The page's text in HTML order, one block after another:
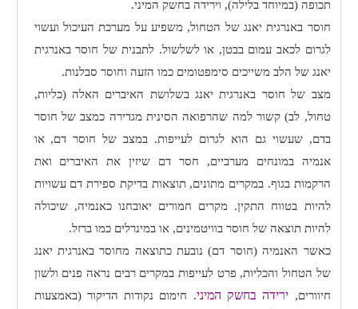
תכופה (במיוחד בלילה), וירידה בחשק המיני.
חוסר באנרגית יאנג של הטחול, משפיע על מערכת העיכול ועשוי
לגרום לכאב עמום בבטן, או לשלשול. לתבנית של חוסר באנרגית
יאנג של הלב משייכים סימפטומים כמו הזעה וחוסר סבלנות.
מצב של חוסר באנרגית יאנג בשלושת האיברים האלה (כליות,
טחול, לב) קשור למה שהרפואה הסינית מגדירה כמצב של חוסר
בדם, שעשוי גם הוא לגרום לעייפות. במצב של חוסר דם, או
אנמיה במונחים מערביים, חסר דם שיזין את האיברים ואת
הרקמות בגוף. במקרים מתונים, תוצאות בדיקת ספירת דם עשויות
להיות בטווח התקין. מקרים חמורים יאובחנו כאנמיה, שיכולה
להיות תוצאה של חוסר בוויטמינים, או במינרלים כמו ברזל.
כאשר האנמיה (חוסר דם) נובעת כתוצאה מחוסר באנרגית יאנג
של הטחול והכליות, פרט לעייפות במקרים רבים נראה פנים ולשון
חיוורים, ירידה בחשק המיני. חימום נקודות הדיקור (באמצעות